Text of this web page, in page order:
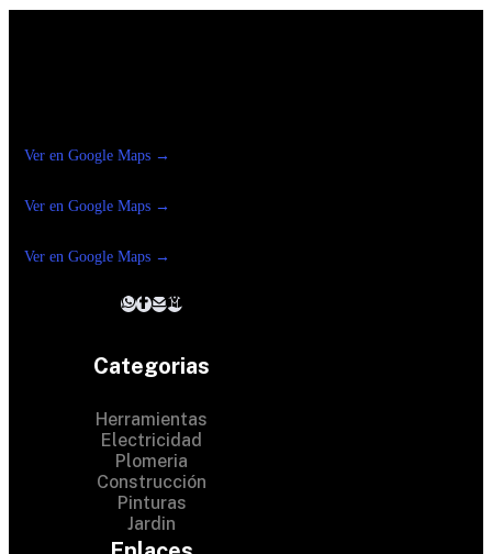
Ver en Google Maps →
Ver en Google Maps →
Ver en Google Maps →
Categorias
Herramientas
Electricidad
Plomeria
Construcción
Pinturas
Jardin